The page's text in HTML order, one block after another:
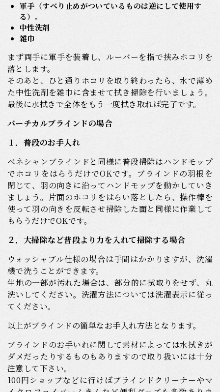
軍手（すべり止めがついているものは逆にして使用す
る） 。
中性洗剤
雑巾
まず両手に軍手を装着し、ルーバーを指で挟みホコリを
落とします。
そのあと、ひと通りホコリを取り終わったら、水で薄め
た中性洗剤を雑巾に含ませて拭き掃除を行いましょう。
最後に水拭きで全体をもう一度拭き取れば完了です。
バーチカルブラインドの場合
１．普段のお手入れ
ベネシャンブラインドと同様に普段掃除はハンドモップ
でホコリをはらうだけでOKです。ブラインドの羽根を
閉じて、羽の向きに沿ってハンドモップを動かしていき
ましょう。片面のホコリをはらい落としたら、操作棒を
使って羽の向きを反転させ掃除した面と同様に作業して
もらうだけでOKです。
２．大掃除など普段より力を入れて掃除する場合
ウォッシャブル仕様の場合は手間はかかりますが、洗濯
機で洗うことができます。
生地の一部が汚れた場合は、部分的に拭取りをせず、丸
洗いしてください。洗濯方法については洗濯表示に従っ
てください。
以上がブラインドの簡単なお手入れ方法となります。
ブラインドのお手いれに関して素材によっては水拭きが
ダメだったりするものもありますので取り扱いには十分
注意して下さい。
100円ショップなどに行けばブラインドクリーナーやマ